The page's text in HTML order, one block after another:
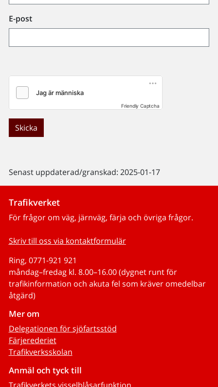
E-post
Friendly Captcha
Skicka
Senast uppdaterad/granskad: 2025-01-17
Trafikverket
För frågor om väg, järnväg, färja och övriga frågor.
Skriv till oss via kontaktformulär
Ring, 0771-921 921
måndag–fredag kl. 8.00–16.00 (dygnet runt för
trafikinformation och akuta fel som kräver omedelbar
åtgärd)
Mer om
Delegationen för sjöfartsstöd
Färjerederiet
Trafikverksskolan
Anmäl och tyck till